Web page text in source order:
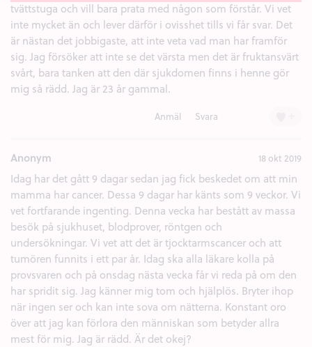
tvättstuga och vill bara prata med någon som förstår. Vi vet
inte mycket än och lever därför i ovisshet tills vi får svar. Det
är nästan det jobbigaste, att inte veta vad man har framför
sig. Jag försöker att inte se det värsta men det är fruktansvärt
svårt, bara tanken att den där sjukdomen finns i henne gör
mig så rädd. Jag är 23 år gammal.
Anmäl Svara
Anonym 18 okt 2019
Idag har det gått 9 dagar sedan jag fick beskedet om att min
mamma har cancer. Dessa 9 dagar har känts som 9 veckor. Vi
vet fortfarande ingenting. Denna vecka har bestått av massa
besök på sjukhuset, blodprover, röntgen och
undersökningar. Vi vet att det är tjocktarmscancer och att
tumören funnits i ett par år. Idag ska alla läkare kolla på
provsvaren och på onsdag nästa vecka får vi reda på om den
har spridit sig. Jag känner mig tom och hjälplös. Bryter ihop
när ingen ser och kan inte sova om nätterna. Konstant oro
över att jag kan förlora den människan som betyder allra
mest för mig. Jag är rädd. Är det okej?